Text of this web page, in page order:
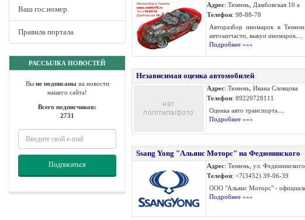
Ваш гос.номер
Правила портала
РАССЫЛКА НОВОСТЕЙ
Вы не подписанына новости
нашего сайта!
Всего подписчиков:
2731
Подписаться
Адрес: Тюмень, Дамбовская 10 а
Телефон: 98-88-78
Авторазбор иномарок в
автозапчасти, выкуп иномарок....
Подробнее »»»
Независимая оценка автомобилей
Адрес: Тюмень, Ивана Словцова
Телефон: 89220728111
Оценка авто транспорта....
Подробнее »»»
Ssang Yong "Альянс Моторс" на Федюнинского
Адрес: Тюмень, ул.
Телефон: +7(3452) 39-06-39
ООО "Альянс Моторс" -
Подробнее »»»